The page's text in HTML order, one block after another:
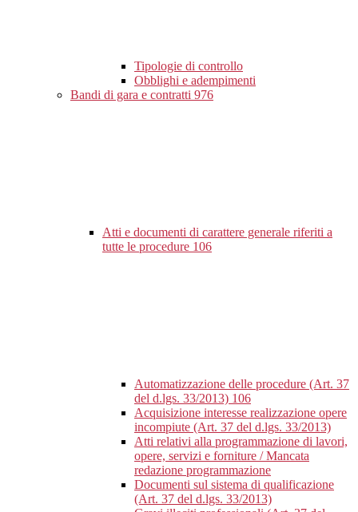
Tipologie di controllo
Obblighi e adempimenti
Bandi di gara e contratti 976
Atti e documenti di carattere generale riferiti a
tutte le procedure 106
Automatizzazione delle procedure (Art. 37
del d.lgs. 33/2013) 106
Acquisizione interesse realizzazione opere
incompiute (Art. 37 del d.lgs. 33/2013)
Atti relativi alla programmazione di lavori,
opere, servizi e forniture / Mancata
redazione programmazione
Documenti sul sistema di qualificazione
(Art. 37 del d.lgs. 33/2013)